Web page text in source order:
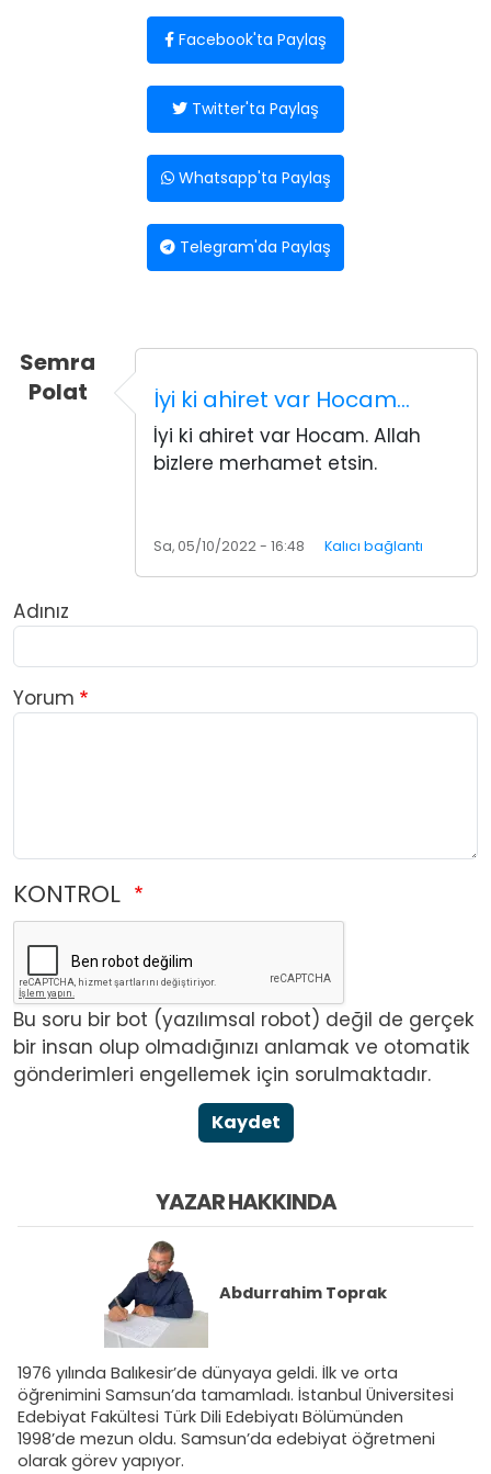
Facebook'ta Paylaş
Twitter'ta Paylaş
Whatsapp'ta Paylaş
Telegram'da Paylaş
Semra
Polat
İyi ki ahiret var Hocam…
İyi ki ahiret var Hocam. Allah
bizlere merhamet etsin.
Sa, 05/10/2022 - 16:48 Kalıcı bağlantı
Adınız
Yorum
KONTROL
Bu soru bir bot (yazılımsal robot) değil de gerçek
bir insan olup olmadığınızı anlamak ve otomatik
gönderimleri engellemek için sorulmaktadır.
Kaydet
YAZAR HAKKINDA
Abdurrahim Toprak
1976 yılında Balıkesir’de dünyaya geldi. İlk ve orta
öğrenimini Samsun’da tamamladı. İstanbul Üniversitesi
Edebiyat Fakültesi Türk Dili Edebiyatı Bölümünden
1998’de mezun oldu. Samsun’da edebiyat öğretmeni
olarak görev yapıyor.